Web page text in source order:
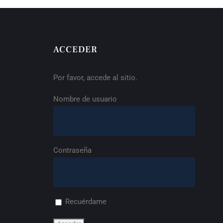
ACCEDER
Por favor, accede al sitio.
Nombre de usuario
Contraseña
Recuérdame